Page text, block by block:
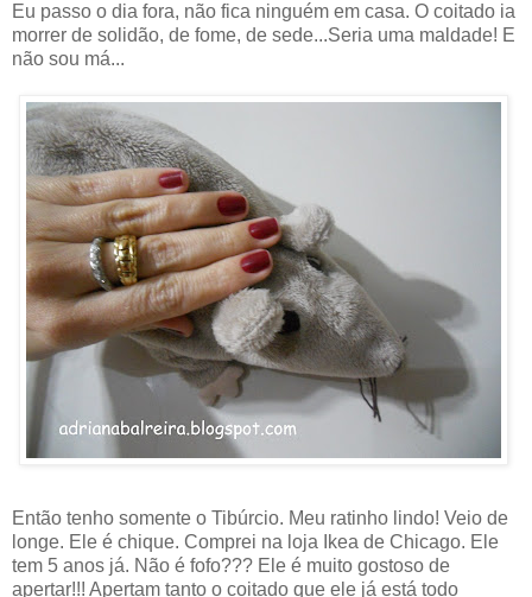
Eu passo o dia fora, não fica ninguém em casa. O coitado ia
morrer de solidão, de fome, de sede...Seria uma maldade! E
não sou má...
Então tenho somente o Tibúrcio. Meu ratinho lindo! Veio de
longe. Ele é chique. Comprei na loja Ikea de Chicago. Ele
tem 5 anos já. Não é fofo??? Ele é muito gostoso de
apertar!!! Apertam tanto o coitado que ele já está todo